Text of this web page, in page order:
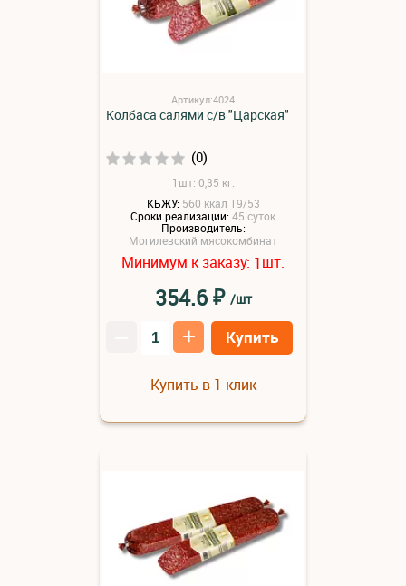
Артикул:4024
Колбаса салями с/в "Царская"
(0)
1шт: 0,35 кг.
КБЖУ: 560 ккал 19/53
Сроки реализации:45 суток
Производитель:
Могилевский мясокомбинат
Минимум к заказу: 1шт.
354.6₽ /шт
+ Купить
Купить в 1 клик